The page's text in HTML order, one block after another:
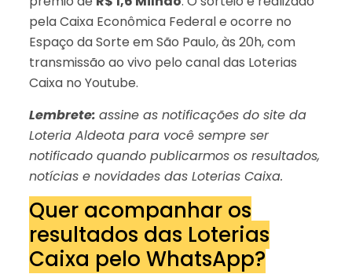
pela Caixa Econômica Federal e ocorre no
Espaço da Sorte em São Paulo, às 20h, com
transmissão ao vivo pelo canal das Loterias
Caixa no Youtube.
Lembrete: assine as notificações do site da
Loteria Aldeota para você sempre ser
notificado quando publicarmos os resultados,
notícias e novidades das Loterias Caixa.
Quer acompanhar os
resultados das Loterias
Caixa pelo WhatsApp?